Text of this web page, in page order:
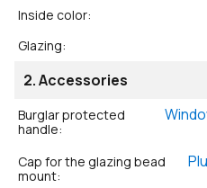
Inside color:
Glazing:
2.Accessories
Burglar protected
handle:
Cap for the glazing bead
mount: